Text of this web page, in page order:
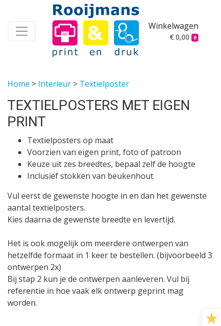
Winkelwagen
€ 0,00 0
Home > Interieur > Textielposter
TEXTIELPOSTERS MET EIGEN
PRINT
Textielposters op maat
Voorzien van eigen print, foto of patroon
Keuze uit zes breedtes, bepaal zelf de hoogte
Inclusief stokken van beukenhout
Vul eerst de gewenste hoogte in en dan het gewenste
aantal textielposters.
Kies daarna de gewenste breedte en levertijd.
Het is ook mogelijk om meerdere ontwerpen van
hetzelfde formaat in 1 keer te bestellen. (bijvoorbeeld 3
ontwerpen 2x)
Bij stap 2 kun je de ontwerpen aanleveren. Vul bij
referentie in hoe vaak elk ontwerp geprint mag
worden.